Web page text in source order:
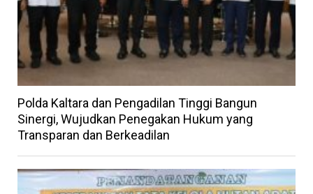
Polda Kaltara dan Pengadilan Tinggi Bangun
Sinergi, Wujudkan Penegakan Hukum yang
Transparan dan Berkeadilan